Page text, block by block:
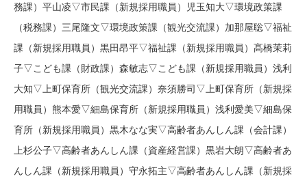
務課）平山凌▽市民課（新規採用職員）児玉知大▽環境政策課
（税務課）三尾隆文▽環境政策課（観光交流課）加那屋聡▽福祉
課（新規採用職員）黒田昂平▽福祉課（新規採用職員）髙橋茉莉
子▽こども課（財政課）森敏志▽こども課（新規採用職員）浅利
大知▽上町保育所（観光交流課）奈須勝司▽上町保育所（新規採
用職員）熊本愛▽細島保育所（新規採用職員）浅利愛美▽細島保
育所（新規採用職員）黒木なな実▽高齢者あんしん課（会計課）
上杉公子▽高齢者あんしん課（資産経営課）黒岩大朗▽高齢者あ
んしん課（新規採用職員）守永拓主▽高齢者あんしん課（新規採